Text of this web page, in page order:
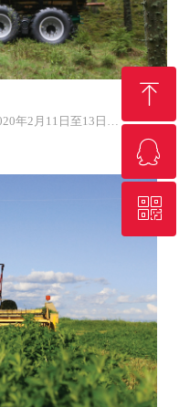
年2月11日至13日
ꁸ
回到顶部
ꁗ
QQ客服
ꀥ